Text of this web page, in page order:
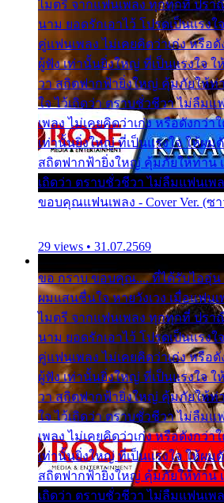
ไมตรี จากแฟนเพลง ทุกทุกที่ ปรา
นาม ยอดรักเอาไว้ โปรดเป็นแรงใ
คู่แฟนเพลง ไม่เคยคิดว่าเก่ง หรือ
ผู้ฟัง เท่านั้นยิ่งใหญ่ ที่เป็นแรงใจ ใ
วา สถิตฟากฟ้ายิ่งใหญ่ คุ้มภัยให้ท่
ใจ ไว้เถิดว่า ตราบชั่วชีวา ไม่ลืม
เพลง ไม่เคยคิดว่าเก่ง หรือดังกว่
เท่านั้นยิ่งใหญ่ ที่เป็นแรงใจ ให้ผม
สถิตฟากฟ้ายิ่งใหญ่ คุ้มภัยให้ท่าน
เถิดว่า ตราบชั่วชีวา ไม่ลืมแฟนเพ
ขอบคุณแฟนเพลง - Cover Ver. (ซ
29 views • 31.07.2569
ขอ กราบ ขอบคุณ.... ที่ได้รับไออุ่
ผมแสนชื่นใจ หายวังเวง เมื่อแฟน
ไมตรี จากแฟนเพลง ทุกทุกที่ ปรา
นาม ยอดรักเอาไว้ โปรดเป็นแรงใ
คู่แฟนเพลง ไม่เคยคิดว่าเก่ง หรือ
ผู้ฟัง เท่านั้นยิ่งใหญ่ ที่เป็นแรงใจ ใ
วา สถิตฟากฟ้ายิ่งใหญ่ คุ้มภัยให้ท่
ใจ ไว้เถิดว่า ตราบชั่วชีวา ไม่ลืม
เพลง ไม่เคยคิดว่าเก่ง หรือดังกว่
เท่านั้นยิ่งใหญ่ ที่เป็นแรงใจ ให้ผม
สถิตฟากฟ้ายิ่งใหญ่ คุ้มภัยให้ท่าน
เถิดว่า ตราบชั่วชีวา ไม่ลืมแฟนเพ